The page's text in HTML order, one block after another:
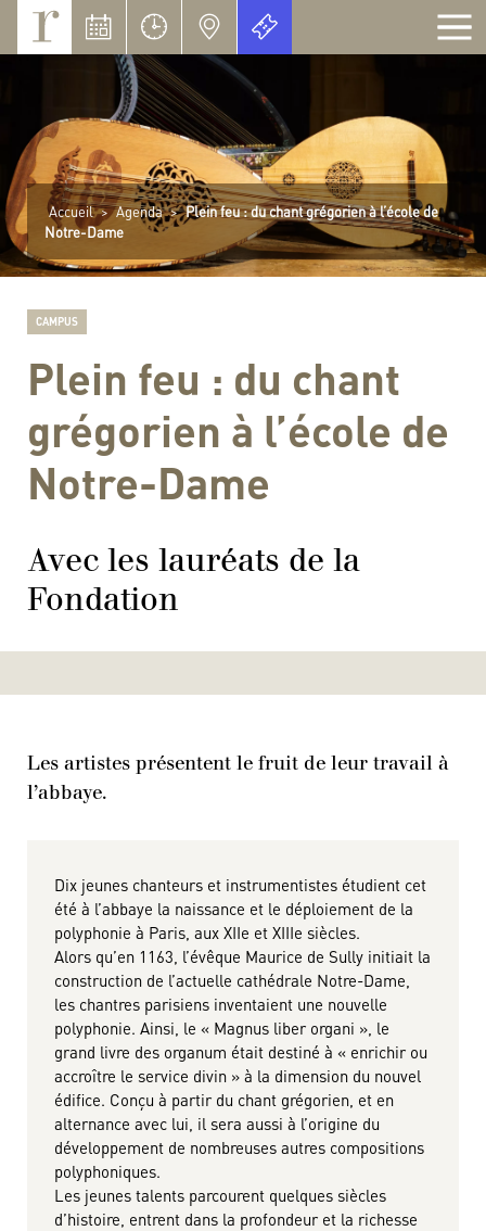
Accueil > Agenda > Plein feu : du chant grégorien à l’école de
Notre-Dame
CAMPUS
Plein feu : du chant
grégorien à l’école de
Notre-Dame
Avec les lauréats de la
Fondation
Les artistes présentent le fruit de leur travail à
l’abbaye.
Dix jeunes chanteurs et instrumentistes étudient cet
été à l’abbaye la naissance et le déploiement de la
polyphonie à Paris, aux XIIe et XIIIe siècles.
Alors qu’en 1163, l’évêque Maurice de Sully initiait la
construction de l’actuelle cathédrale Notre-Dame,
les chantres parisiens inventaient une nouvelle
polyphonie. Ainsi, le « Magnus liber organi », le
grand livre des organum était destiné à « enrichir ou
accroître le service divin » à la dimension du nouvel
édifice. Conçu à partir du chant grégorien, et en
alternance avec lui, il sera aussi à l’origine du
développement de nombreuses autres compositions
polyphoniques.
Les jeunes talents parcourent quelques siècles
d’histoire, entrent dans la profondeur et la richesse
Panneau de gestion des cookies